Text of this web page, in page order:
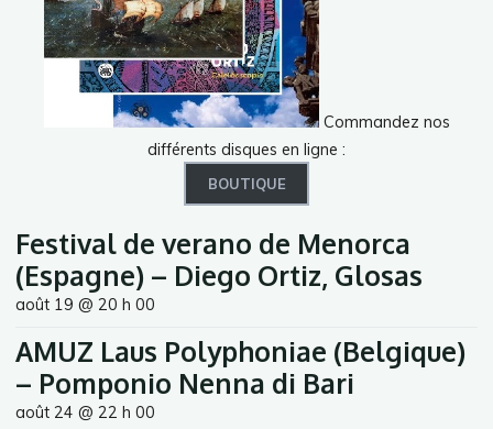
Commandez nos
différents disques en ligne :
BOUTIQUE
Festival de verano de Menorca
(Espagne) – Diego Ortiz, Glosas
août 19 @ 20 h 00
AMUZ Laus Polyphoniae (Belgique)
– Pomponio Nenna di Bari
août 24 @ 22 h 00